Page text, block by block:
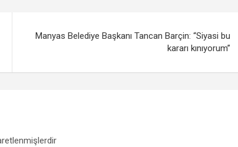
Manyas Belediye Başkanı Tancan Barçin: “Siyasi bu
kararı kınıyorum”